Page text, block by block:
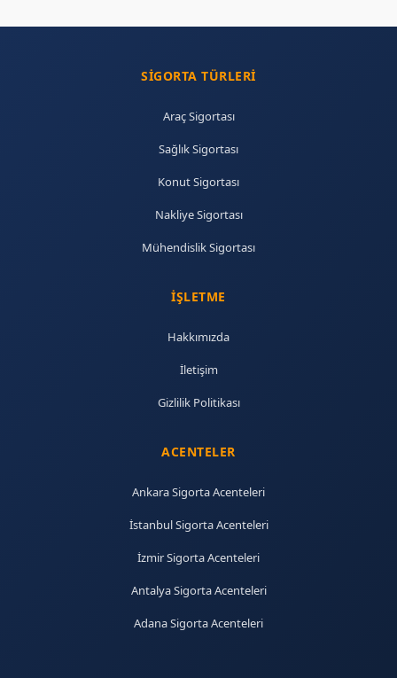
SIGORTA TÜRLERI
Araç Sigortası
Sağlık Sigortası
Konut Sigortası
Nakliye Sigortası
Mühendislik Sigortası
İŞLETME
Hakkımızda
İletişim
Gizlilik Politikası
ACENTELER
Ankara Sigorta Acenteleri
İstanbul Sigorta Acenteleri
İzmir Sigorta Acenteleri
Antalya Sigorta Acenteleri
Adana Sigorta Acenteleri